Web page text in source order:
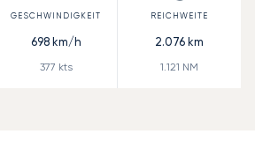
698km/h
377 kts
2.076 km
1.121 NM